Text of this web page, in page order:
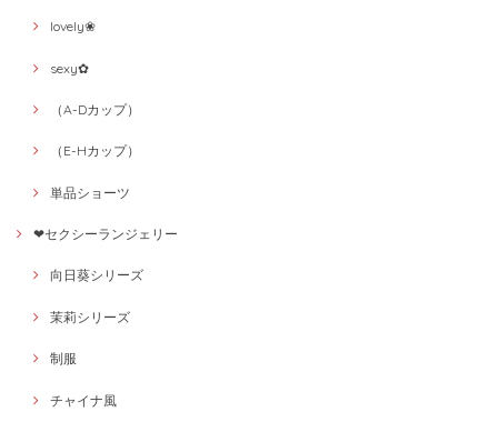
lovely❀
sexy✿
（A-Dカップ）
（E-Hカップ）
単品ショーツ
❤セクシーランジェリー
向日葵シリーズ
茉莉シリーズ
制服
チャイナ風